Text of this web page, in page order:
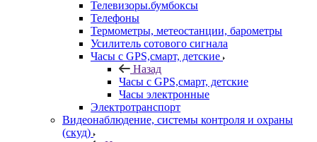
Телевизоры.бумбоксы
Телефоны
Термометры, метеостанции, барометры
Усилитель сотового сигнала
Часы с GPS,смарт, детские
Назад
Часы с GPS,смарт, детские
Часы электронные
Электротранспорт
Видеонаблюдение, системы контроля и охраны
(скуд)